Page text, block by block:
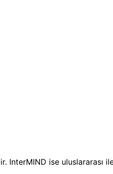
ise uluslararası